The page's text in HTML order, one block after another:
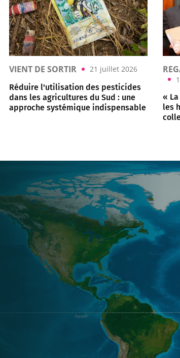
VIENT DE SORTIR
21 juillet 2026
Réduire l'utilisation des pesticides
dans les agricultures du Sud : une
approche systémique indispensable
«
les